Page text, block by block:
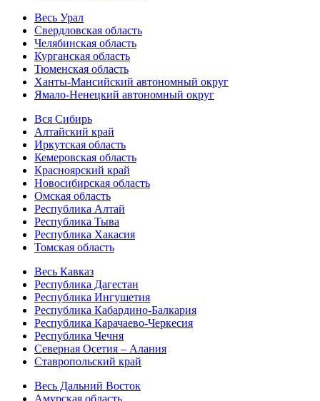
Весь Урал
Свердловская область
Челябинская область
Курганская область
Тюменская область
Ханты-Мансийский автономный округ
Ямало-Ненецкий автономный округ
Вся Сибирь
Алтайский край
Иркутская область
Кемеровская область
Красноярский край
Новосибирская область
Омская область
Республика Алтай
Республика Тыва
Республика Хакасия
Томская область
Весь Кавказ
Республика Дагестан
Республика Ингушетия
Республика Кабардино-Балкария
Республика Карачаево-Черкесия
Республика Чечня
Северная Осетия – Алания
Ставропольский край
Весь Дальний Восток
Амурская область